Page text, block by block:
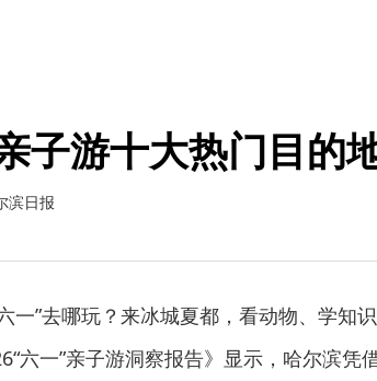
子游十大热门目的
滨日报
一”去哪玩？来冰城夏都，看动物、学知
六一”亲子游洞察报告》显示，哈尔滨